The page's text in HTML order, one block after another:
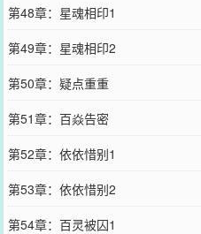
第48章：星魂相印1
第49章：星魂相印2
第50章：疑点重重
第51章：百焱告密
第52章：依依惜别1
第53章：依依惜别2
第54章：百灵被囚1